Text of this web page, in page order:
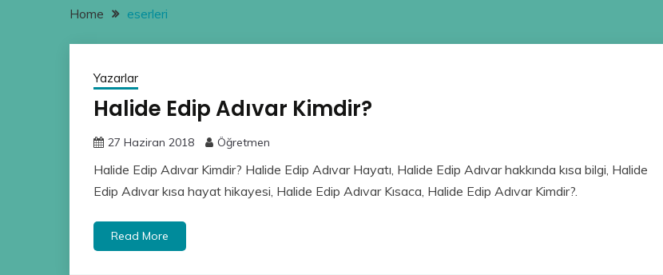
Home eserleri
Yazarlar
Halide Edip Adıvar Kimdir?
27 Haziran 2018 Öğretmen
Halide Edip Adıvar Kimdir? Halide Edip Adıvar Hayatı, Halide Edip Adıvar hakkında kısa bilgi, Halide
Edip Adıvar kısa hayat hikayesi, Halide Edip Adıvar Kısaca, Halide Edip Adıvar Kimdir?.
Read More